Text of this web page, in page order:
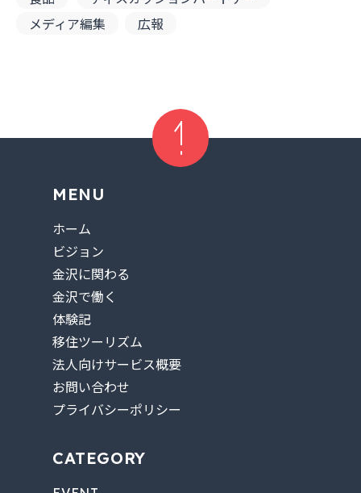
メディア編集
広報
MENU
ホーム
ビジョン
金沢に関わる
金沢で働く
体験記
移住ツーリズム
法人向けサービス概要
お問い合わせ
プライバシーポリシー
CATEGORY